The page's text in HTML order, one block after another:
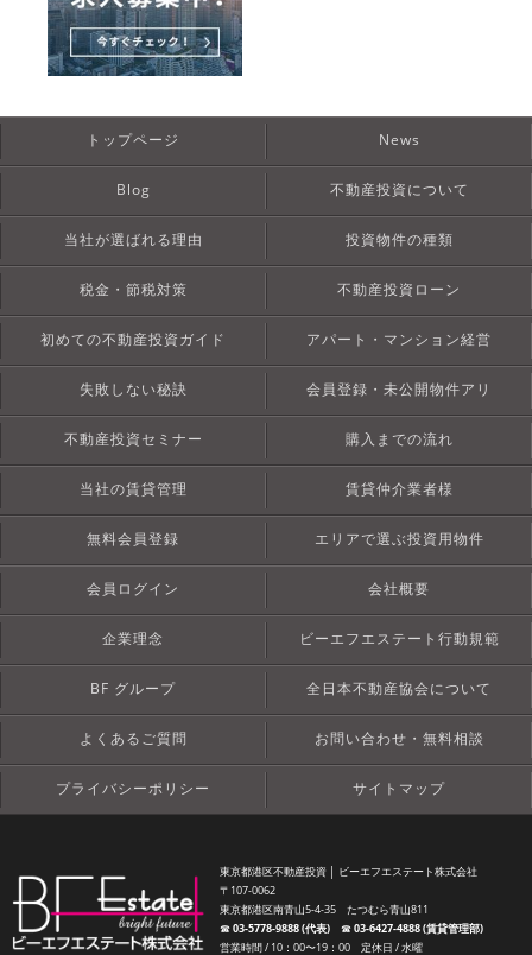
トップページ News
Blog 不動産投資について
当社が選ばれる理由 投資物件の種類
税金・節税対策 不動産投資ローン
初めての不動産投資ガイド アパート・マンション経営
失敗しない秘訣 会員登録・未公開物件アリ
不動産投資セミナー 購入までの流れ
当社の賃貸管理 賃貸仲介業者様
無料会員登録 エリアで選ぶ投資用物件
会員ログイン 会社概要
企業理念 ビーエフエステート行動規範
BF グループ 全日本不動産協会について
よくあるご質問 お問い合わせ・無料相談
プライバシーポリシー サイトマップ
東京都港区不動産投資 │ ビーエフエステート株式会社
〒107-0062
東京都港区南青山5-4-35 たつむら青山811
☎︎03-5778-9888 (代表)☎︎03-6427-4888 (賃貸管理部)
営業時間 / 10：00〜19：00 定休日 / 水曜